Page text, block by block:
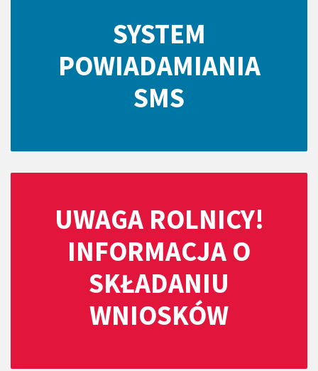
SYSTEM
POWIADAMIANIA
SMS
UWAGA ROLNICY!
INFORMACJA O
SKŁADANIU
WNIOSKÓW